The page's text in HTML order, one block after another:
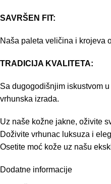
SAVRŠEN FIT:
Naša paleta veličina i krojeva
TRADICIJA KVALITETA:
Sa dugogodišnjim iskustvom
vrhunska izrada.
Uz naše kožne jakne, oživite
Doživite vrhunac luksuza i
Osetite moć kože uz našu
Dodatne informacije